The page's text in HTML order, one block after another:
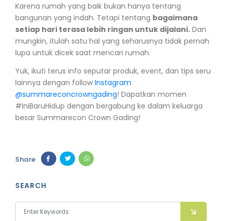
Karena rumah yang baik bukan hanya tentang
bangunan yang indah. Tetapi tentang bagaimana
setiap hari terasa lebih ringan untuk dijalani. Dan
mungkin, itulah satu hal yang seharusnya tidak pernah
lupa untuk dicek saat mencari rumah.
Yuk, ikuti terus info seputar produk, event, dan tips seru
lainnya dengan follow Instagram
@summareconcrowngading! Dapatkan momen
#IniBaruHidup dengan bergabung ke dalam keluarga
besar Summarecon Crown Gading!
Share
SEARCH